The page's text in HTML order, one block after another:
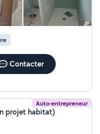
Contacter
Auto-entrepreneur
projet habitat)